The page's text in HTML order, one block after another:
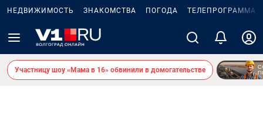
НЕДВИЖИМОСТЬ ЗНАКОМСТВА ПОГОДА ТЕЛЕПРОГРАММА
Участницу шоу «Мама в 16» обвинили в домогательстве